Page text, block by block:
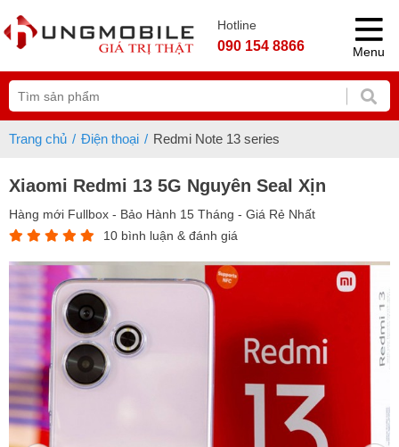
Hotline
090 154 8866 Menu
Trang chủ Điện thoại Redmi Note 13 series
Xiaomi Redmi 13 5G Nguyên Seal Xịn
Hàng mới Fullbox - Bảo Hành 15 Tháng - Giá Rẻ Nhất
10 bình luận & đánh giá